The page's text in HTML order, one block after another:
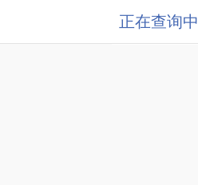
正在查询中